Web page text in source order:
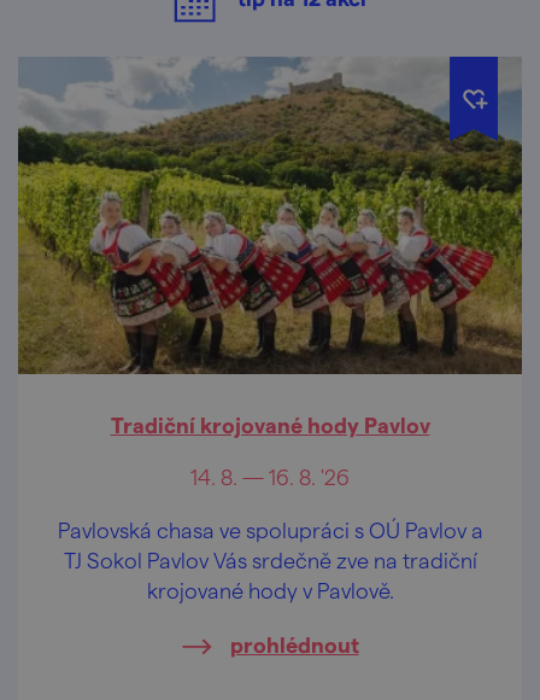
Tradiční krojované hody Pavlov
14. 8. — 16. 8. '26
Pavlovská chasa ve spolupráci s OÚ Pavlov a
TJ Sokol Pavlov Vás srdečně zve na tradiční
krojované hody v Pavlově.
prohlédnout